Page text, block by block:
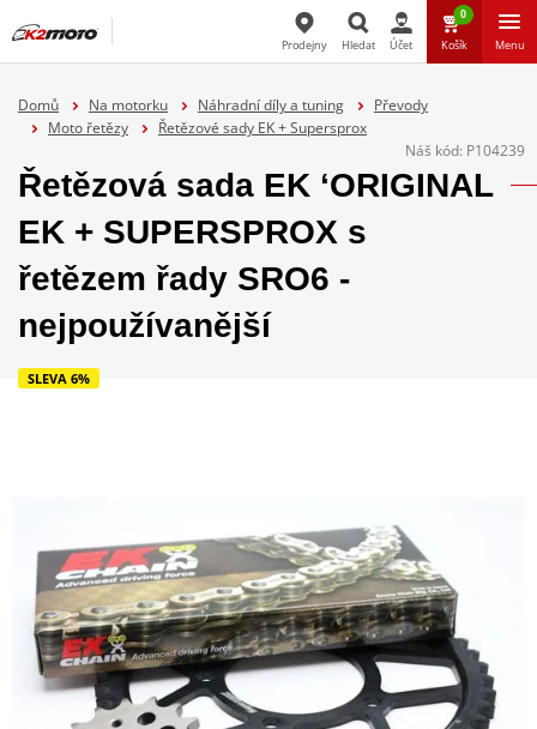
Prodejny Hledat Účet
0
Košík Menu
Domů Na motorku Náhradní díly a tuning
Převody
Moto řetězy
Řetězové sady EK + Supersprox
Náš kód: P104239
Řetězová sada EK ‘ORIGINAL
EK + SUPERSPROX s
řetězem řady SRO6 -
nejpoužívanější
SLEVA 6%